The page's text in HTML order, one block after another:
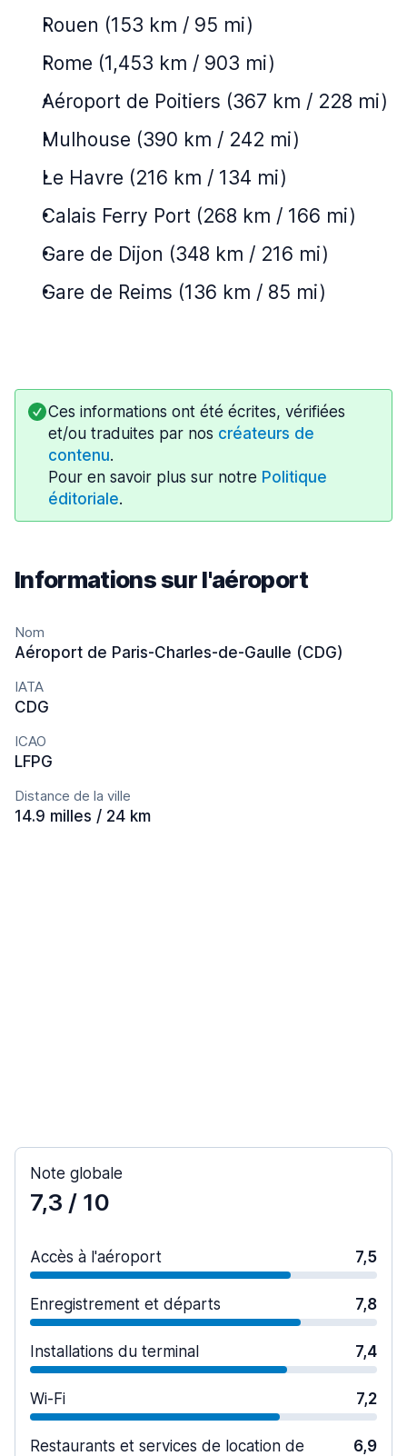
Rouen (153 km / 95 mi)
Rome (1,453 km / 903 mi)
Aéroport de Poitiers (367 km / 228 mi)
Mulhouse (390 km / 242 mi)
Le Havre (216 km / 134 mi)
Calais Ferry Port (268 km / 166 mi)
Gare de Dijon (348 km / 216 mi)
Gare de Reims (136 km / 85 mi)
Ces informations ont été écrites, vérifiées
et/ou traduites par nos créateurs de
contenu.
Pour en savoir plus sur notre Politique
éditoriale.
Informations sur l'aéroport
Nom
Aéroport de Paris-Charles-de-Gaulle (CDG)
IATA
CDG
ICAO
LFPG
Distance de la ville
14.9 milles / 24 km
Note globale
7,3 / 10
Accès à l'aéroport 7,5
Enregistrement et départs 7,8
Installations du terminal 7,4
Wi-Fi 7,2
Restaurants et services de location de
6,9